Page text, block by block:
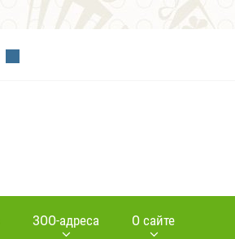
ЗОО-адреса О сайте